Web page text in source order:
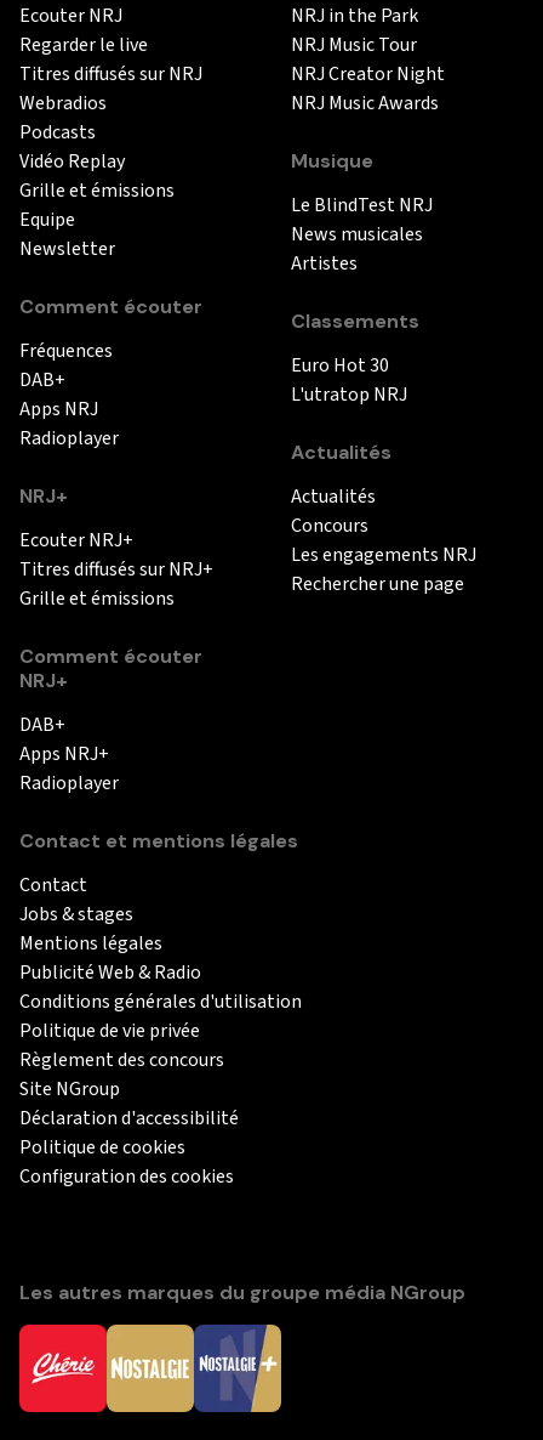
Ecouter NRJ
Regarder le live
Titres diffusés sur NRJ
Webradios
Podcasts
Vidéo Replay
Grille et émissions
Equipe
Newsletter
Comment écouter
Fréquences
DAB+
Apps NRJ
Radioplayer
NRJ+
Ecouter NRJ+
Titres diffusés sur NRJ+
Grille et émissions
Comment écouter
NRJ+
DAB+
Apps NRJ+
Radioplayer
NRJ in the Park
NRJ Music Tour
NRJ Creator Night
NRJ Music Awards
Musique
Le BlindTest NRJ
News musicales
Artistes
Classements
Euro Hot 30
L'utratop NRJ
Actualités
Actualités
Concours
Les engagements NRJ
Rechercher une page
Contact et mentions légales
Contact
Jobs & stages
Mentions légales
Publicité Web & Radio
Conditions générales d'utilisation
Politique de vie privée
Règlement des concours
Site NGroup
Déclaration d'accessibilité
Politique de cookies
Configuration des cookies
Les autres marques du groupe média NGroup